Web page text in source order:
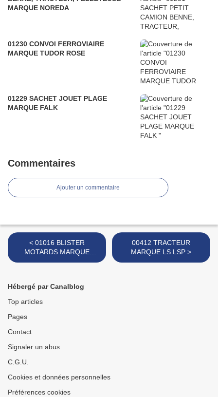
MARQUE NOREDA
01230 CONVOI FERROVIAIRE
MARQUE TUDOR ROSE
01229 SACHET JOUET PLAGE
MARQUE FALK
Commentaires
Ajouter un commentaire
< 01016 BLISTER
MOTARDS MARQUE
INCONNUE
00412 TRACTEUR
MARQUE LS LSP >
Hébergé par Canalblog
Top articles
Pages
Contact
Signaler un abus
C.G.U.
Cookies et données personnelles
Préférences cookies